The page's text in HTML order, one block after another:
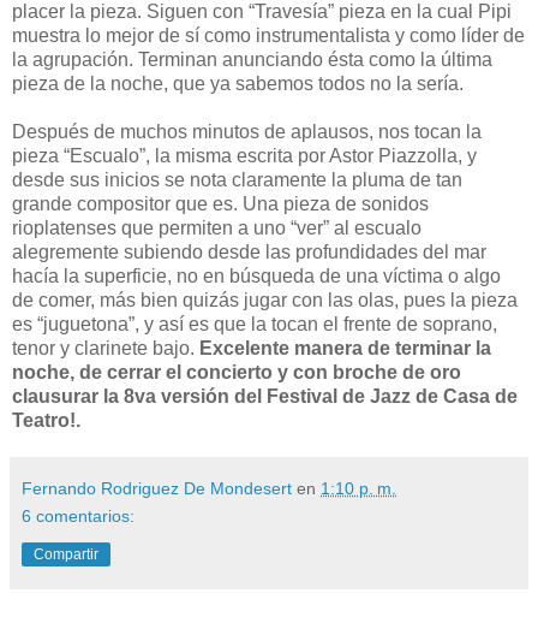
placer la pieza. Siguen con “Travesía” pieza en la cual Pipi
muestra lo mejor de sí como instrumentalista y como líder de
la agrupación. Terminan anunciando ésta como la última
pieza de la noche, que ya sabemos todos no la sería.
Después de muchos minutos de aplausos, nos tocan la
pieza “Escualo”, la misma escrita por Astor Piazzolla, y
desde sus inicios se nota claramente la pluma de tan
grande compositor que es. Una pieza de sonidos
rioplatenses que permiten a uno “ver” al escualo
alegremente subiendo desde las profundidades del mar
hacía la superficie, no en búsqueda de una víctima o algo
de comer, más bien quizás jugar con las olas, pues la pieza
es “juguetona”, y así es que la tocan el frente de soprano,
tenor y clarinete bajo. Excelente manera de terminar la
noche, de cerrar el concierto y con broche de oro
clausurar la 8va versión del Festival de Jazz de Casa de
Teatro!.
Fernando Rodriguez De Mondesert en 1:10 p. m.
6 comentarios:
Compartir